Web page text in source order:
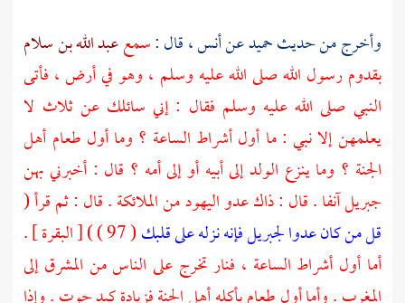
وأخرج من حديثحميدعنأنس، قال :سمععبد الله بن سلام
بقدوم رسول الله صلى الله عليه وسلم ، وهو في أرض ، فأتى
النبي صلى الله عليه وسلم فقال : إني سائلك عن ثلاث لا
يعلمهن إلا نبي : ما أول أشراط الساعة ؟ وما أول طعام أهل
الجنة ؟ وما ينزع الولد إلى أبيه أو إلى أمه ؟ قال : أخبرني بهن
جبريلآنفا . قال : ذاك عدواليهودمن الملائكة . قال : ثم قرأ (
قل من كان عدوا لجبريل فإنه نزله على قلبك
( 97 ) ) [ البقرة ] .
أما أول أشراط الساعة ، فنار تخرج على الناس من المشرق إلى